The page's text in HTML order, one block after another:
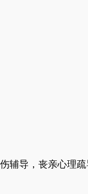
辅导，丧亲心理